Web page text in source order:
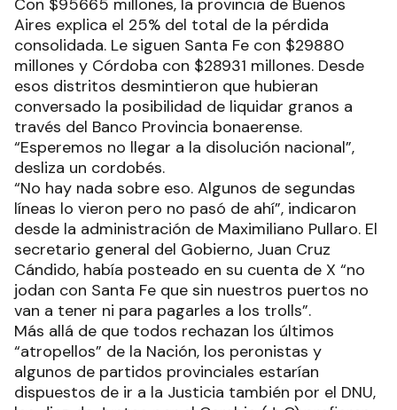
Con $95665 millones, la provincia de Buenos
Aires explica el 25% del total de la pérdida
consolidada. Le siguen Santa Fe con $29880
millones y Córdoba con $28931 millones. Desde
esos distritos desmintieron que hubieran
conversado la posibilidad de liquidar granos a
través del Banco Provincia bonaerense.
“Esperemos no llegar a la disolución nacional”,
desliza un cordobés.
“No hay nada sobre eso. Algunos de segundas
líneas lo vieron pero no pasó de ahí”, indicaron
desde la administración de Maximiliano Pullaro. El
secretario general del Gobierno, Juan Cruz
Cándido, había posteado en su cuenta de X “no
jodan con Santa Fe que sin nuestros puertos no
van a tener ni para pagarles a los trolls”.
Más allá de que todos rechazan los últimos
“atropellos” de la Nación, los peronistas y
algunos de partidos provinciales estarían
dispuestos de ir a la Justicia también por el DNU,